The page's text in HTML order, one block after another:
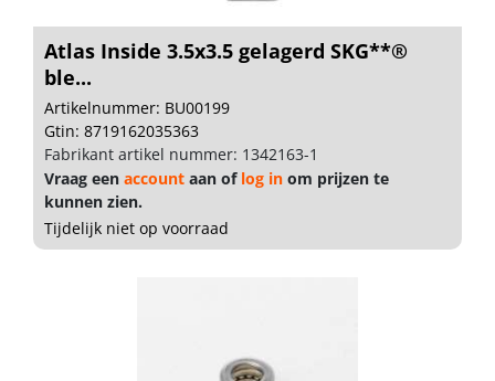
Atlas Inside 3.5x3.5 gelagerd SKG**®
ble...
Artikelnummer: BU00199
Gtin: 8719162035363
Fabrikant artikel nummer: 1342163-1
Vraag een account aan of log in om prijzen te
kunnen zien.
Tijdelijk niet op voorraad